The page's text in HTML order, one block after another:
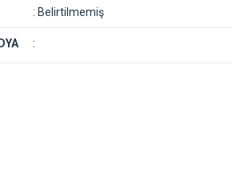
: Belirtilmemiş
: